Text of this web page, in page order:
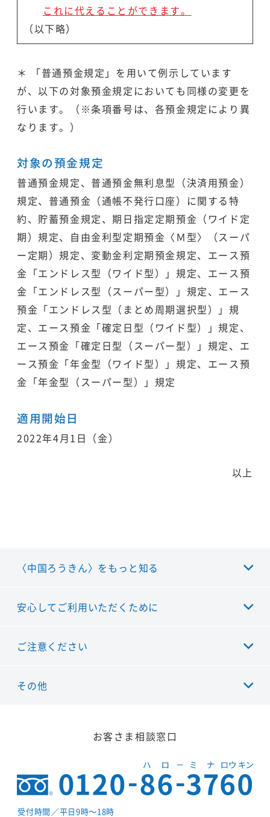
これに代えることができます。
（以下略）
＊ 「普通預金規定」を用いて例示しています
が、以下の対象預金規定においても同様の変更を
行います。（※条項番号は、各預金規定により異
なります。）
対象の預金規定
普通預金規定、普通預金無利息型（決済用預金）
規定、普通預金（通帳不発行口座）に関する特
約、貯蓄預金規定、期日指定定期預金（ワイド定
期）規定、自由金利型定期預金〈Ｍ型〉（スーパ
ー定期）規定、変動金利定期預金規定、エース預
金「エンドレス型（ワイド型）」規定、エース預
金「エンドレス型（スーパー型）」規定、エース
預金「エンドレス型（まとめ周期選択型）」規
定、エース預金「確定日型（ワイド型）」規定、
エース預金「確定日型（スーパー型）」規定、エ
ース預金「年金型（ワイド型）」規定、エース預
金「年金型（スーパー型）」規定
適用開始日
2022年4月1日（金）
以上
〈中国ろうきん〉をもっと知る
安心してご利用いただくために
ご注意ください
その他
お客さま相談窓口
受付時間 ／平日9時～18時